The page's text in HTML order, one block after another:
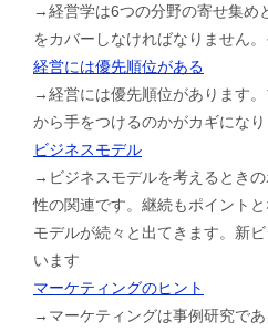
→経営学は6つの分野の寄せ集め
をカバーしなければなりません
経営には優先順位がある
→経営には優先順位があります
から手をつけるのかがカギにな
ビジネスモデル
→ビジネスモデルを考えるとき
性の関連です。継続もポイント
モデルが続々と出てきます。新
います
マーケティングのヒント
→マーケティングは事例研究で